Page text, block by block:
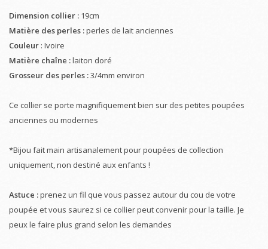
Dimension collier : 19cm
Matière des perles :perles de lait anciennes
Couleur : Ivoire
Matière chaîne :laiton doré
Grosseur des perles :3/4mm environ
Ce collier se porte magnifiquement bien sur des petites poupées
anciennes ou modernes
*Bijou fait main artisanalement pour poupées de collection
uniquement, non destiné aux enfants !
Astuce :prenez un fil que vous passez autour du cou de votre
poupée et vous saurez si ce collier peut convenir pour la taille. Je
peux le faire plus grand selon les demandes